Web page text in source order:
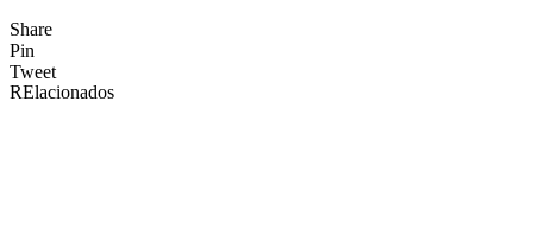
Share
Pin
Tweet
RElacionados